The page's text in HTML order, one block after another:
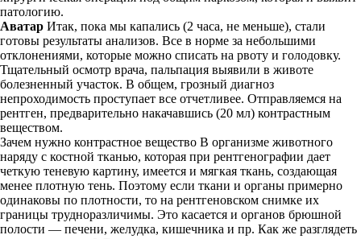
патологию.
Аватар Итак, пока мы капались (2 часа, не меньше), стали
готовы результаты анализов. Все в норме за небольшими
отклонениями, которые можно списать на рвоту и голодовку.
Тщательный осмотр врача, пальпация выявили в животе
болезненный участок. В общем, грозный диагноз
непроходимость проступает все отчетливее. Отправляемся на
рентген, предварительно накачавшись (20 мл) контрастным
веществом.
Зачем нужно контрастное вещество В организме животного
наряду с костной тканью, которая при рентгенографии дает
четкую теневую картину, имеется и мягкая ткань, создающая
менее плотную тень. Поэтому если ткани и органы примерно
одинаковы по плотности, то на рентгеновском снимке их
границы трудноразличимы. Это касается и органов брюшной
полости — печени, желудка, кишечника и пр. Как же разглядеть